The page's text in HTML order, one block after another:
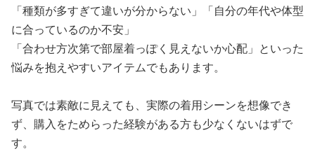
「種類が多すぎて違いが分からない」「自分の年代や体型
に合っているのか不安」
「合わせ方次第で部屋着っぽく見えないか心配」といった
悩みを抱えやすいアイテムでもあります。
写真では素敵に見えても、実際の着用シーンを想像でき
ず、購入をためらった経験がある方も少なくないはずで
す。